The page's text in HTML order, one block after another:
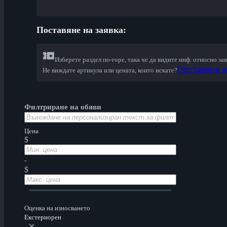
Поставяне на заявкa:
Изберете раздел по-горе, така че да видите инф. относно
Не виждате артикула или цената, които искате?Поставяне
Филтриране на обяви
Цена
$
-
$
Оценка на износването
Екстериорен